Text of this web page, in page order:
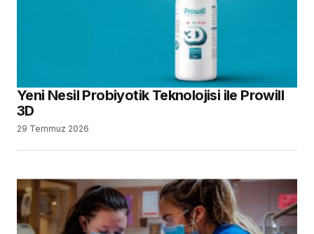
Yeni Nesil Probiyotik Teknolojisi ile Prowill
3D
29 Temmuz 2026